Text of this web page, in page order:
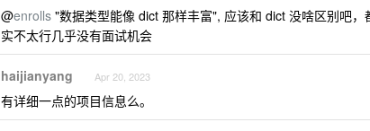
@enrolls "数据类型能像 dict 那样丰富", 应该和 dict 没啥区别吧
实不太行几乎没有面试机会
haijianyang Apr 20, 2023
有详细一点的项目信息么。